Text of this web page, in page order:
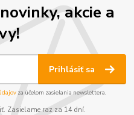
akcie a
Prihlásiť sa
za účelom zasielania newslettera.
Zasielame raz za 14 dní.